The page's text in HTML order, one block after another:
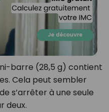
barre (28,5 g) contient
Cela peut sembler
s’arrêter à une seule
deux.